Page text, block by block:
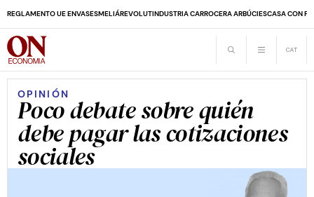
REGLAMENTO UE ENVASESMELIÁREVOLUTINDUSTRIA CARROCERA ARBÚCIESCASA CON
OPINIÓN
Poco debate sobre quién
debe pagar las cotizaciones
sociales